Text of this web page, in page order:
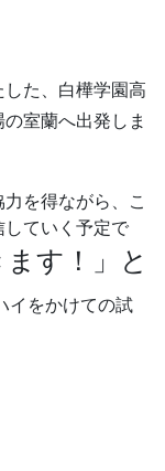
た、白樺学園高
室蘭へ出発しま
を得ながら、こ
ていく予定で
す！」と
イをかけての試